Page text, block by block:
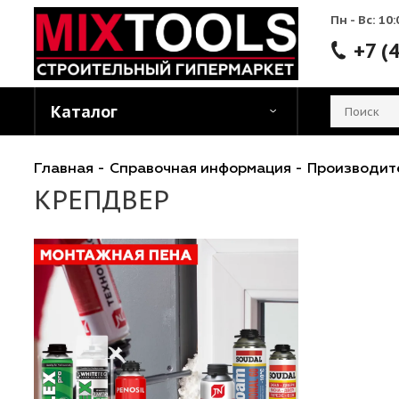
Пн -
Каталог
Главная - Справочная информация
КРЕПДВЕР